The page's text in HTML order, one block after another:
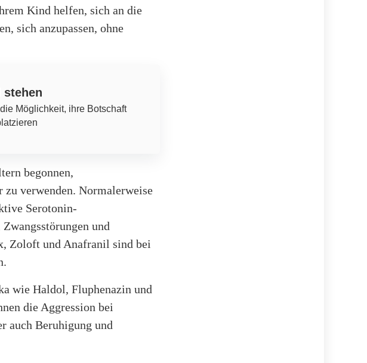
Kind helfen, sich an die
sich anzupassen, ohne
stehen
Möglichkeit, ihre Botschaft
begonnen,
verwenden. Normalerweise
Serotonin-
und
Zoloft und Anafranil sind bei
wie Haldol, Fluphenazin und
die Aggression bei
auch Beruhigung und